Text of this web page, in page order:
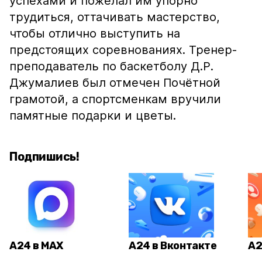
трудиться, оттачивать мастерство,
чтобы отлично выступить на
предстоящих соревнованиях. Тренер-
преподаватель по баскетболу Д.Р.
Джумалиев был отмечен Почётной
грамотой, а спортсменкам вручили
памятные подарки и цветы.
Подпишись!
А24 в MAX А24 в Вконтакте